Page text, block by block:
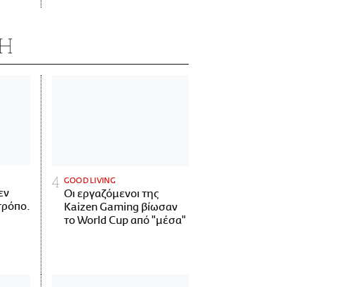
GOOD LIVING
Οι εργαζόμενοι της
Kaizen Gaming βίωσαν
το World Cup από "μέσα"